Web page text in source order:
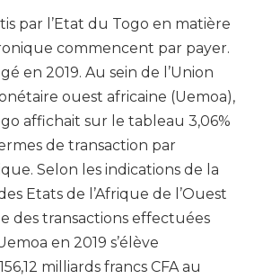
par l’Etat du Togo en matière
commencent par payer.
en 2019. Au sein de l’Union
ouest africaine (Uemoa),
affichait sur le tableau 3,06%
de transaction par
Selon les indications de la
Etats de l’Afrique de l’Ouest
des transactions effectuées
en 2019 s’élève
milliards francs CFA au